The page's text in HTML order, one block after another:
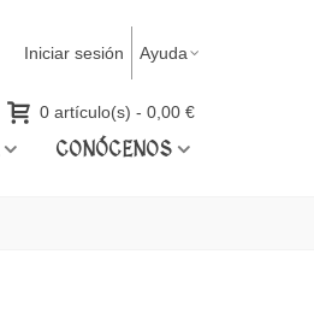
Iniciar sesión Ayuda
0 artículo(s) - 0,00 €
CONÓCENOS